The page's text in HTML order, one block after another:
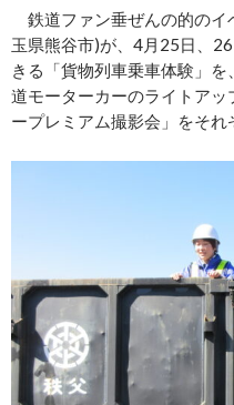
鉄道ファン垂ぜんの的のイ
玉県熊谷市)が、4月25日、
きる「貨物列車乗車体験」
道モーターカーのライトア
ープレミアム撮影会」をそれ